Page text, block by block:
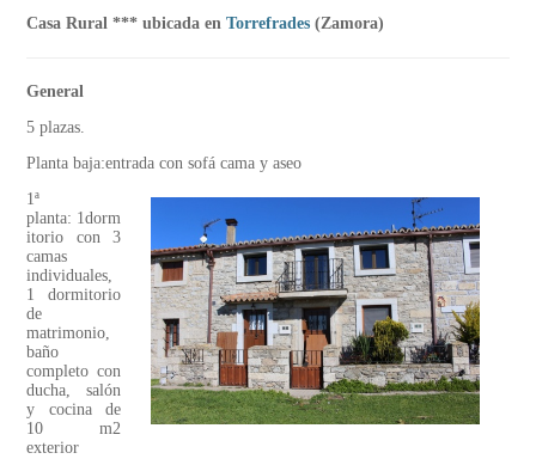
Casa Rural *** ubicada en Torrefrades (Zamora)
General
5 plazas.
Planta baja:entrada con sofá cama y aseo
1ª
planta: 1dorm
itorio con 3
camas
individuales,
1 dormitorio
de
matrimonio,
baño
completo con
ducha, salón
y cocina de
10 m2
exterior